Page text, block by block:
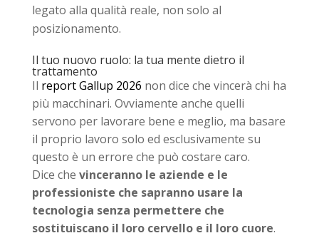
legato alla qualità reale, non solo al
posizionamento.
Il tuo nuovo ruolo: la tua mente dietro il
trattamento
Il report Gallup 2026 non dice che vincerà chi ha
più macchinari. Ovviamente anche quelli
servono per lavorare bene e meglio, ma basare
il proprio lavoro solo ed esclusivamente su
questo è un errore che può costare caro.
Dice che vinceranno le aziende e le
professioniste che sapranno usare la
tecnologia senza permettere che
sostituiscano il loro cervello e il loro cuore.